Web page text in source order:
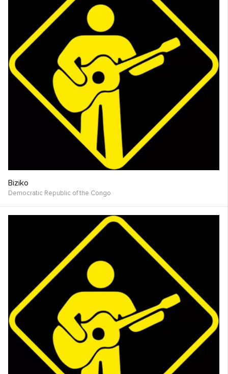
Biziko
Democratic Republic of the Congo